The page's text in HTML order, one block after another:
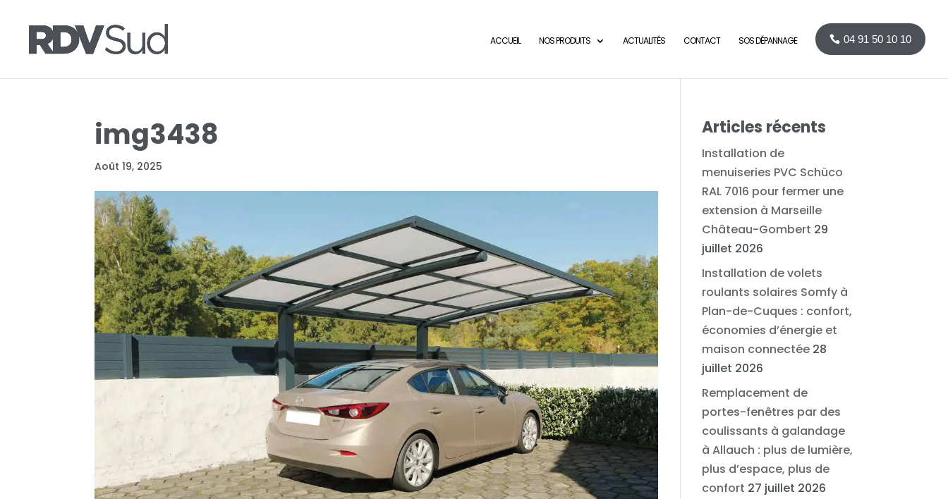
ACCUEIL NOS PRODUITS ACTUALITÉS CONTACT SOS DÉPANNAGE 04 91 50 10 10
img3438
Août 19, 2025
Articles récents
Installation de
menuiseries PVC Schüco
RAL 7016 pour fermer une
extension à Marseille
Château-Gombert 29
juillet 2026
Installation de volets
roulants solaires Somfy à
Plan-de-Cuques : confort,
économies d’énergie et
maison connectée 28
juillet 2026
Remplacement de
portes-fenêtres par des
coulissants à galandage
à Allauch : plus de lumière,
plus d’espace, plus de
confort 27 juillet 2026